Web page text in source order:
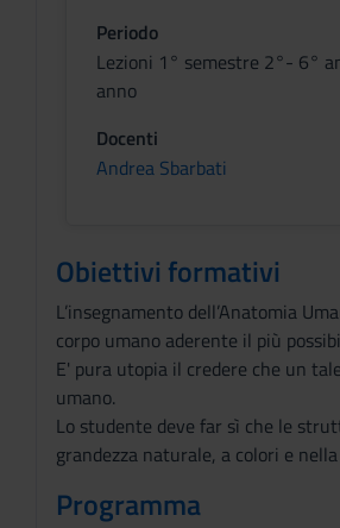
Periodo
Lezioni 1° semestre 2°- 6°
anno
Docenti
Andrea Sbarbati
Obiettivi formativi
L’insegnamento dell’Anatomia
corpo umano aderente il più
E' pura utopia il credere che un
umano.
Lo studente deve far sì che le
grandezza naturale, a colori e
Programma